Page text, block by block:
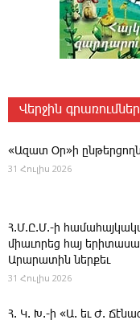
Վերջին գրառումներ
«Ազատ Օր»ի
31 Հուլիս 2026
Հ.Մ.Ը.Մ.-ի
միաւորեց հայ
Արարատին ներքեւ
31 Հուլիս 2026
Հ. Կ. Խ.-ի «Ա. եւ Ժ.